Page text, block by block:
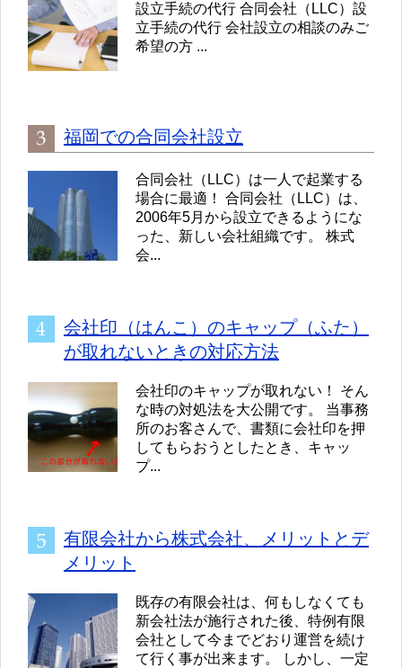
設立手続の代行 合同会社（LLC）設
立手続の代行 会社設立の相談のみご
希望の方 ...
福岡での合同会社設立
合同会社（LLC）は一人で起業する
場合に最適！ 合同会社（LLC）は、
2006年5月から設立できるようにな
った、新しい会社組織です。 株式
会...
会社印（はんこ）のキャップ（ふた）
が取れないときの対応方法
会社印のキャップが取れない！ そん
な時の対処法を大公開です。 当事務
所のお客さんで、書類に会社印を押
してもらおうとしたとき、キャッ
プ...
有限会社から株式会社、メリットとデ
メリット
既存の有限会社は、何もしなくても
新会社法が施行された後、特例有限
会社として今までどおり運営を続け
て行く事が出来ます。 しかし、一定